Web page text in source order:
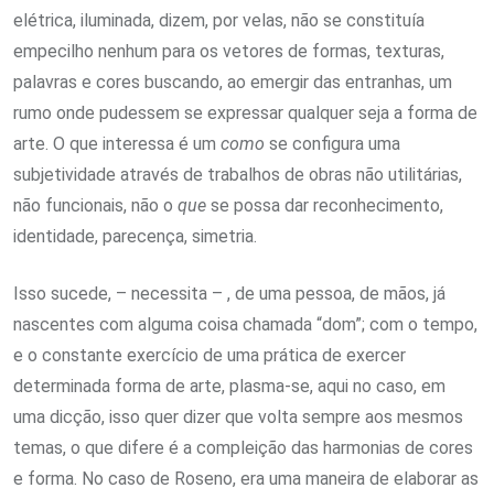
elétrica, iluminada, dizem, por velas, não se constituía
empecilho nenhum para os vetores de formas, texturas,
palavras e cores buscando, ao emergir das entranhas, um
rumo onde pudessem se expressar qualquer seja a forma de
arte. O que interessa é um como se configura uma
subjetividade através de trabalhos de obras não utilitárias,
não funcionais, não o que se possa dar reconhecimento,
identidade, parecença, simetria.
Isso sucede, – necessita – , de uma pessoa, de mãos, já
nascentes com alguma coisa chamada “dom”; com o tempo,
e o constante exercício de uma prática de exercer
determinada forma de arte, plasma-se, aqui no caso, em
uma dicção, isso quer dizer que volta sempre aos mesmos
temas, o que difere é a compleição das harmonias de cores
e forma. No caso de Roseno, era uma maneira de elaborar as